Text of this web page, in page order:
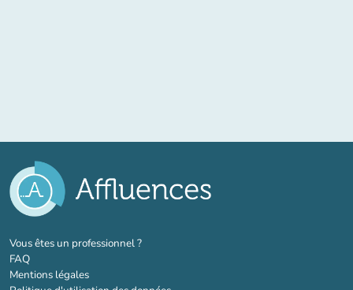
Vous êtes un professionnel ?(nouvel onglet)
FAQ
Mentions légales